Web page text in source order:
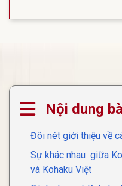
Nội dung
Đôi nét giới thiệu về
Sự khác nhau giữa
và Kohaku Việt